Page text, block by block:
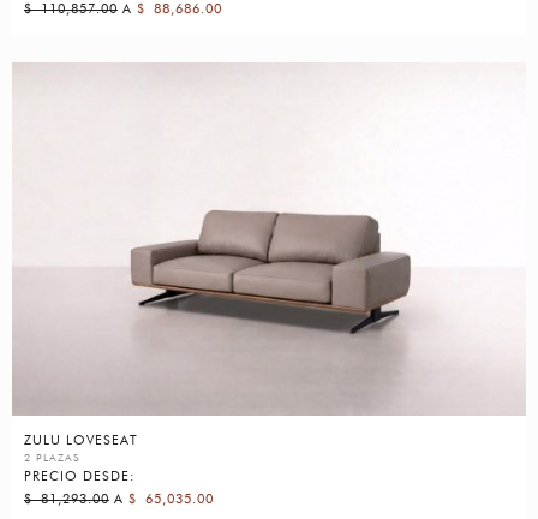
$110,857.00 A $ 88,686.00
ZULU LOVESEAT
2 PLAZAS
PRECIO DESDE:
$81,293.00 A $ 65,035.00